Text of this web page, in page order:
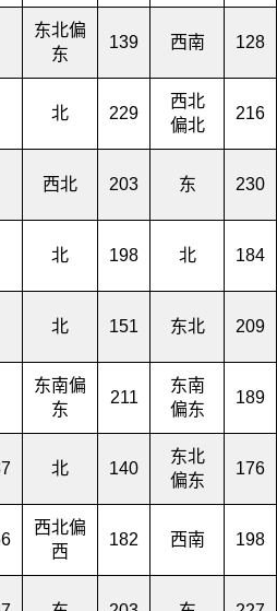
东北偏
东
139 西南 128
北 229
西北
偏北
216
西北 203 东 230
北 198 北 184
北 151 东北 209
东南偏
东
211
东南
偏东
189
北 140
东北
偏东
176
西北偏
西
182 西南 198